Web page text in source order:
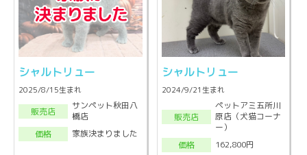
シャルトリュー
2025/8/15生まれ
販売店
サンペット秋田八
橋店
価格
家族決まりました
シャルトリュー
2024/9/21生まれ
販売店
ペットアミ五所川
原店（犬猫コーナ
ー）
価格
162,800円